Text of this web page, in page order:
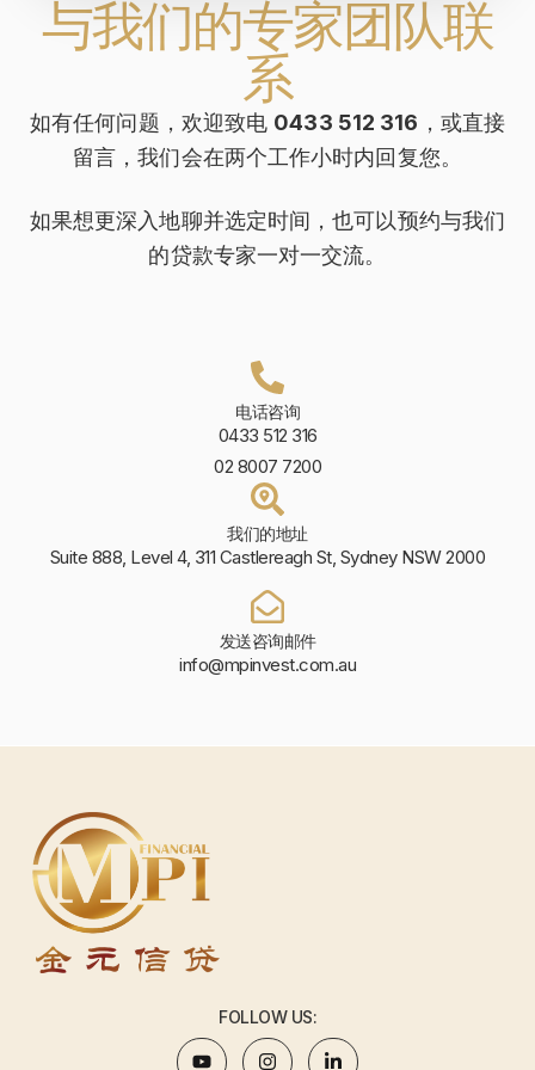
与我们的专家团队联
系
如有任何问题，欢迎致电 0433 512 316 ，或直接
留言，我们会在两个工作小时内回复您。
如果想更深入地聊并选定时间，也可以预约与我们
的贷款专家一对一交流。
电话咨询
0433 512 316
02 8007 7200
我们的地址
Suite 888, Level 4, 311 Castlereagh St, Sydney NSW 2000
发送咨询邮件
info@mpinvest.com.au
FOLLOW US: